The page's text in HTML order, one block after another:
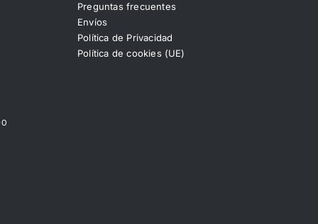
Preguntas frecuentes
Envíos
Política de Privacidad
Política de cookies (UE)